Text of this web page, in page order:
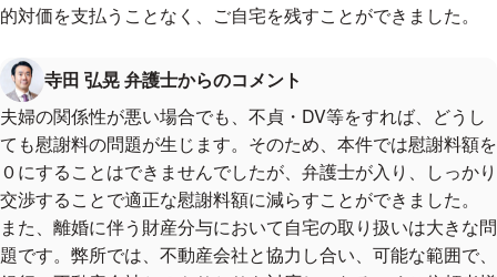
的対価を支払うことなく、ご自宅を残すことができました。
寺田 弘晃 弁護士からのコメント
夫婦の関係性が悪い場合でも、不貞・DV等をすれば、どうし
ても慰謝料の問題が生じます。そのため、本件では慰謝料額を
０にすることはできませんでしたが、弁護士が入り、しっかり
交渉することで適正な慰謝料額に減らすことができました。
また、離婚に伴う財産分与において自宅の取り扱いは大きな問
題です。弊所では、不動産会社と協力し合い、可能な範囲で、